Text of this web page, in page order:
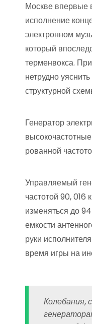
Москве впервые
исполнение
электронном
который
терменвокса.
нетрудно
структурной
Генератор
рованной
Управляемый
частотой 90, 016
изменяться до
емкости
руки
время игры на
Колебания,